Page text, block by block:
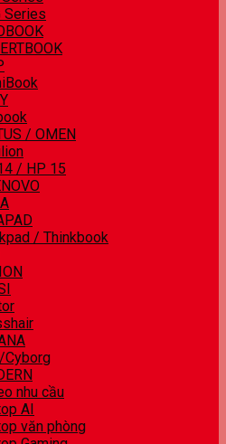
Series
/ OMEN
/ HP 15
/ Thinkbook
Cyborg
nhu cầu
AI
văn phòng